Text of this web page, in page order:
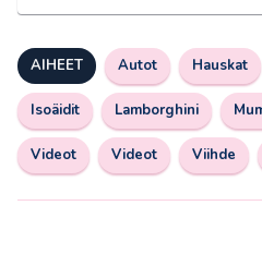
AIHEET Autot Hauskat
Isoäidit Lamborghini
Videot Videot Viihde